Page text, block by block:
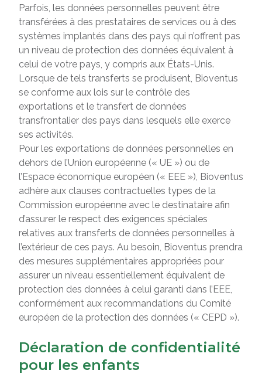
Parfois, les données personnelles peuvent être
transférées à des prestataires de services ou à des
systèmes implantés dans des pays qui n’offrent pas
un niveau de protection des données équivalent à
celui de votre pays, y compris aux États-Unis.
Lorsque de tels transferts se produisent, Bioventus
se conforme aux lois sur le contrôle des
exportations et le transfert de données
transfrontalier des pays dans lesquels elle exerce
ses activités.
Pour les exportations de données personnelles en
dehors de l’Union européenne (« UE ») ou de
l’Espace économique européen (« EEE »), Bioventus
adhère aux clauses contractuelles types de la
Commission européenne avec le destinataire afin
d’assurer le respect des exigences spéciales
relatives aux transferts de données personnelles à
l’extérieur de ces pays. Au besoin, Bioventus prendra
des mesures supplémentaires appropriées pour
assurer un niveau essentiellement équivalent de
protection des données à celui garanti dans l’EEE,
conformément aux recommandations du Comité
européen de la protection des données (« CEPD »).
Déclaration de confidentialité
pour les enfants